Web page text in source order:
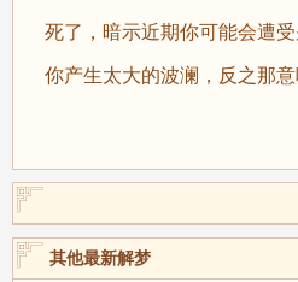
死了，暗示近期你可能会遭
你产生太大的波澜，反之那
其他最新解梦